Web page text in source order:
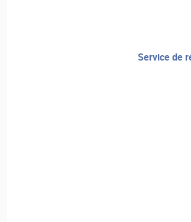
service de réparation et assistance